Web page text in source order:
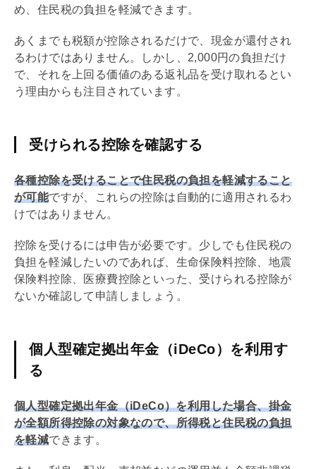
め、住民税の負担を軽減できます。
あくまでも税額が控除されるだけで、現金が還付され
るわけではありません。しかし、2,000円の負担だけ
で、それを上回る価値のある返礼品を受け取れるとい
う理由からも注目されています。
受けられる控除を確認する
各種控除を受けることで住民税の負担を軽減すること
が可能ですが、これらの控除は自動的に適用されるわ
けではありません。
控除を受けるには申告が必要です。少しでも住民税の
負担を軽減したいのであれば、生命保険料控除、地震
保険料控除、医療費控除といった、受けられる控除が
ないか確認して申請しましょう。
個人型確定拠出年金（iDeCo）を利用す
る
個人型確定拠出年金（iDeCo）を利用した場合、掛金
が全額所得控除の対象なので、所得税と住民税の負担
を軽減できます。